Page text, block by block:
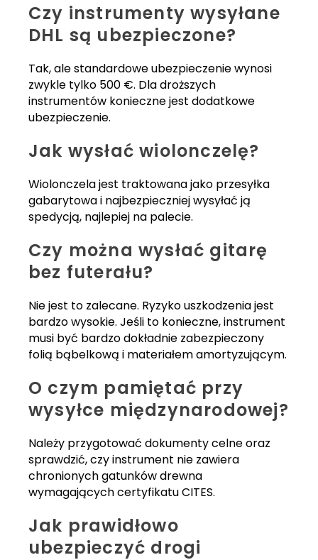
Czy instrumenty wysyłane
DHL są ubezpieczone?
Tak, ale standardowe ubezpieczenie wynosi
zwykle tylko 500 €. Dla droższych
instrumentów konieczne jest dodatkowe
ubezpieczenie.
Jak wysłać wiolonczelę?
Wiolonczela jest traktowana jako przesyłka
gabarytowa i najbezpieczniej wysyłać ją
spedycją, najlepiej na palecie.
Czy można wysłać gitarę
bez futerału?
Nie jest to zalecane. Ryzyko uszkodzenia jest
bardzo wysokie. Jeśli to konieczne, instrument
musi być bardzo dokładnie zabezpieczony
folią bąbelkową i materiałem amortyzującym.
O czym pamiętać przy
wysyłce międzynarodowej?
Należy przygotować dokumenty celne oraz
sprawdzić, czy instrument nie zawiera
chronionych gatunków drewna
wymagających certyfikatu CITES.
Jak prawidłowo
ubezpieczyć drogi